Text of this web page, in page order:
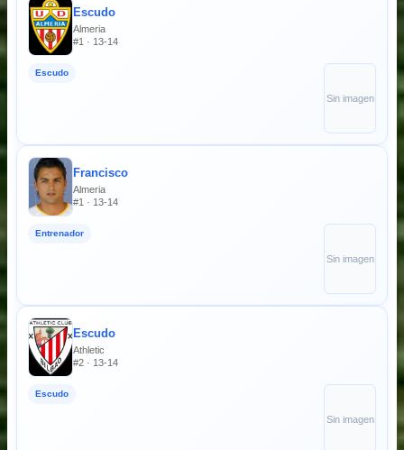
Escudo
Almeria
#1 · 13-14
Escudo
Sin imagen
Francisco
Almeria
#1 · 13-14
Entrenador
Sin imagen
Escudo
Athletic
#2 · 13-14
Escudo
Sin imagen